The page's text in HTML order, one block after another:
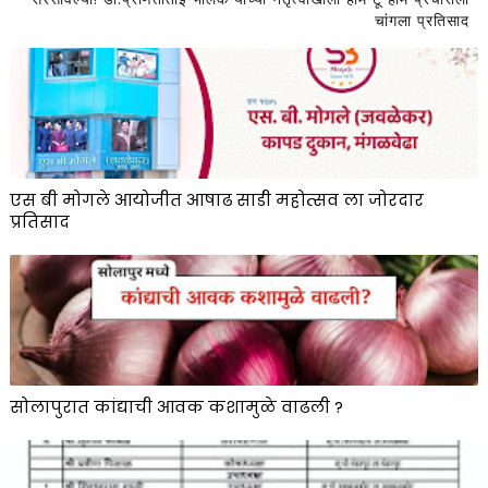
चांगला प्रतिसाद
एस बी मोगले आयोजीत आषाढ साडी महोत्सव ला जोरदार
प्रतिसाद
सोलापुरात कांद्याची आवक कशामुळे वाढली ?